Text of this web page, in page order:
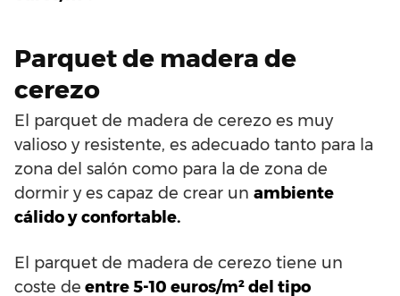
Parquet de madera de
cerezo
El parquet de madera de cerezo es muy
valioso y resistente, es adecuado tanto para la
zona del salón como para la de zona de
dormir y es capaz de crear un ambiente
cálido y confortable.
El parquet de madera de cerezo tiene un
coste de entre 5-10 euros/m² del tipo